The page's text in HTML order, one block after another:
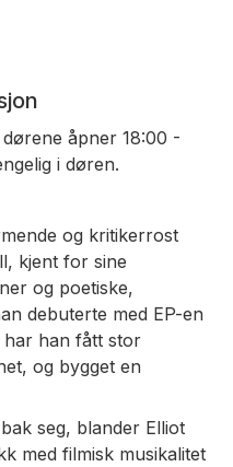
åpner 18:00 -
i døren.
og kritikerrost
kjent for sine
og poetiske,
debuterte med EP-en
han fått stor
og bygget en
seg, blander Elliot
med filmisk musikalitet